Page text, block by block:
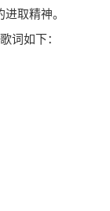
取精神。
词如下：